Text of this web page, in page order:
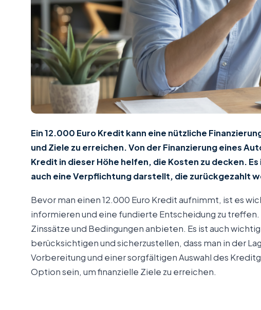
Ein 12.000 Euro Kredit kann eine nützliche
und Ziele zu erreichen. Von der Finanzierung eines
Kredit in dieser Höhe helfen, die Kosten zu decken.
auch eine Verpflichtung darstellt, die zurückgezahlt
Bevor man einen 12.000 Euro Kredit aufnimmt, ist es
informieren und eine fundierte Entscheidung zu
Zinssätze und Bedingungen anbieten. Es ist auch
berücksichtigen und sicherzustellen, dass man in der
Vorbereitung und einer sorgfältigen Auswahl des
Option sein, um finanzielle Ziele zu erreichen.